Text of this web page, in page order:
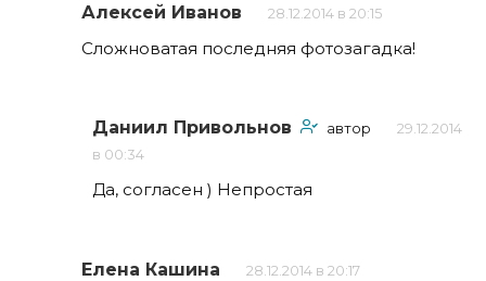
Алексей Иванов 28.12.2014 в 20:15
Сложноватая последняя фотозагадка!
Даниил Привольнов автор
29.12.2014
в 00:34
Да, согласен ) Непростая
Елена Кашина 28.12.2014 в 20:17